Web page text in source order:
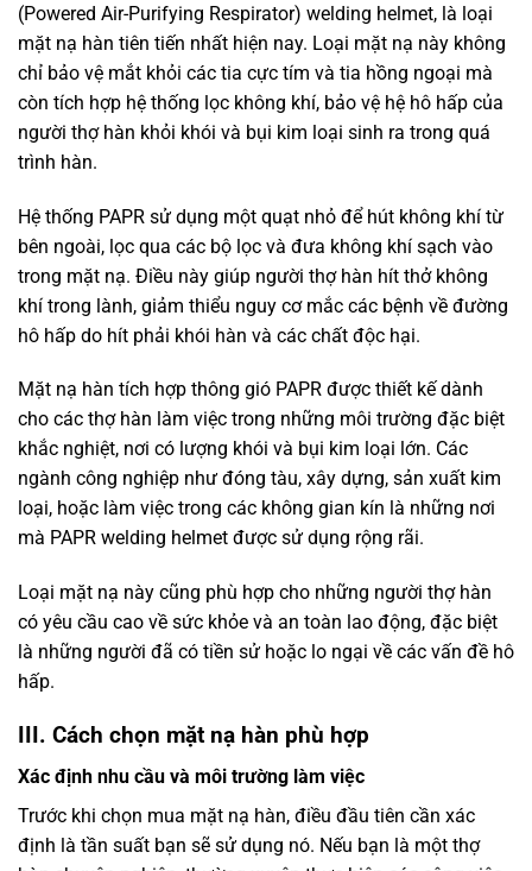
(Powered Air-Purifying Respirator) welding helmet, là loại
mặt nạ hàn tiên tiến nhất hiện nay. Loại mặt nạ này không
chỉ bảo vệ mắt khỏi các tia cực tím và tia hồng ngoại mà
còn tích hợp hệ thống lọc không khí, bảo vệ hệ hô hấp của
người thợ hàn khỏi khói và bụi kim loại sinh ra trong quá
trình hàn.
Hệ thống PAPR sử dụng một quạt nhỏ để hút không khí từ
bên ngoài, lọc qua các bộ lọc và đưa không khí sạch vào
trong mặt nạ. Điều này giúp người thợ hàn hít thở không
khí trong lành, giảm thiểu nguy cơ mắc các bệnh về đường
hô hấp do hít phải khói hàn và các chất độc hại.
Mặt nạ hàn tích hợp thông gió PAPR được thiết kế dành
cho các thợ hàn làm việc trong những môi trường đặc biệt
khắc nghiệt, nơi có lượng khói và bụi kim loại lớn. Các
ngành công nghiệp như đóng tàu, xây dựng, sản xuất kim
loại, hoặc làm việc trong các không gian kín là những nơi
mà PAPR welding helmet được sử dụng rộng rãi.
Loại mặt nạ này cũng phù hợp cho những người thợ hàn
có yêu cầu cao về sức khỏe và an toàn lao động, đặc biệt
là những người đã có tiền sử hoặc lo ngại về các vấn đề hô
hấp.
III. Cách chọn mặt nạ hàn phù hợp
Xác định nhu cầu và môi trường làm việc
Trước khi chọn mua mặt nạ hàn, điều đầu tiên cần xác
định là tần suất bạn sẽ sử dụng nó. Nếu bạn là một thợ